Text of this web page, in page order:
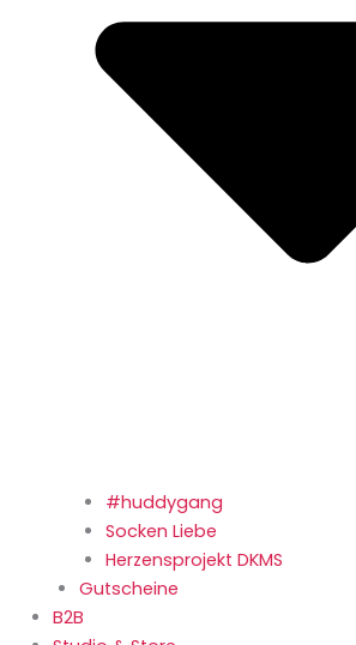
#huddygang
Socken Liebe
Herzensprojekt DKMS
Gutscheine
B2B